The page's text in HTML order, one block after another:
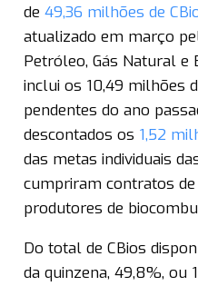
de 49,36 milhões de
atualizado em março
Petróleo, Gás Natural e
inclui os 10,49 milhões
pendentes do ano
descontados os 1,52
das metas individuais
cumpriram contratos
produtores de
Do total de CBios
da quinzena, 49,8%, ou